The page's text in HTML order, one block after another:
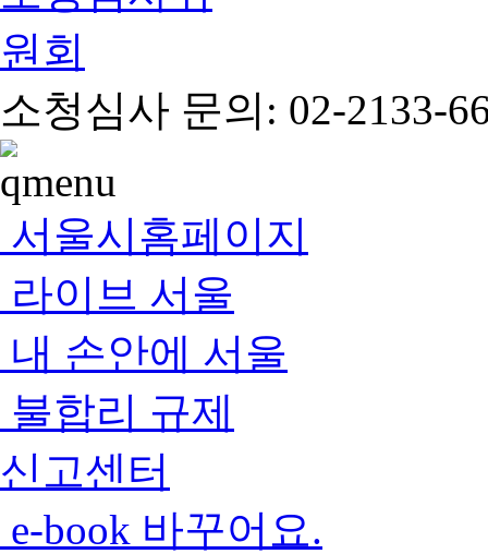
소청심사 문의: 02-2133-
서울시홈페이지
라이브 서울
내 손안에 서울
불합리 규제
신고센터
e-book 바꾸어요.